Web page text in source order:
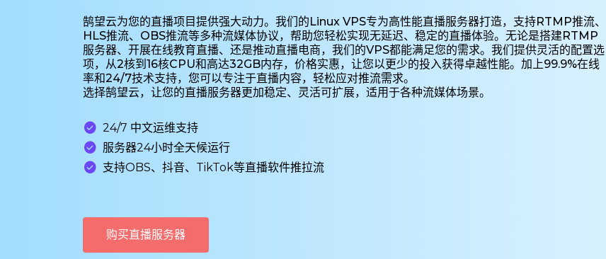
鹄望云为您的直播项目提供强大动力。我们的Linux VPS专为高性能直播服务器打造，支持RTMP推流、
HLS推流、OBS推流等多种流媒体协议，帮助您轻松实现无延迟、稳定的直播体验。无论是搭建RTMP
服务器、开展在线教育直播、还是推动直播电商，我们的VPS都能满足您的需求。我们提供灵活的配置选
项，从2核到16核CPU和高达32GB内存，价格实惠，让您以更少的投入获得卓越性能。加上99.9%在线
率和24/7技术支持，您可以专注于直播内容，轻松应对推流需求。
选择鹄望云，让您的直播服务器更加稳定、灵活可扩展，适用于各种流媒体场景。
 24/7 中文运维支持
 服务器24小时全天候运行
 支持OBS、抖音、TikTok等直播软件推拉流
购买直播服务器